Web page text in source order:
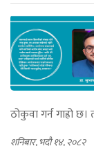
ठोकुवा गर्न गाह्रो छ।
शनिबार, भदौ १४, २०८२